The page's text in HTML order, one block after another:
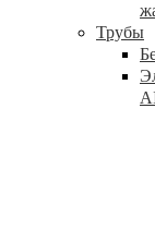
Трубы